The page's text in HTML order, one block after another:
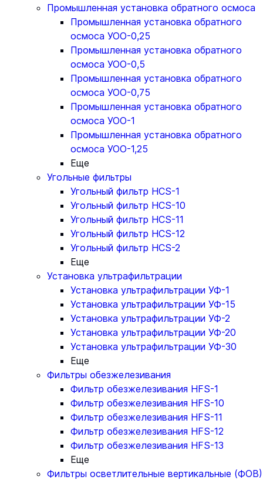
Промышленная установка обратного осмоса
Промышленная установка обратного
осмоса УОО-0,25
Промышленная установка обратного
осмоса УОО-0,5
Промышленная установка обратного
осмоса УОО-0,75
Промышленная установка обратного
осмоса УОО-1
Промышленная установка обратного
осмоса УОО-1,25
Еще
Угольные фильтры
Угольный фильтр HСS-1
Угольный фильтр HСS-10
Угольный фильтр HСS-11
Угольный фильтр HСS-12
Угольный фильтр HСS-2
Еще
Установка ультрафильтрации
Установка ультрафильтрации УФ-1
Установка ультрафильтрации УФ-15
Установка ультрафильтрации УФ-2
Установка ультрафильтрации УФ-20
Установка ультрафильтрации УФ-30
Еще
Фильтры обезжелезивания
Фильтр обезжелезивания HFS-1
Фильтр обезжелезивания HFS-10
Фильтр обезжелезивания HFS-11
Фильтр обезжелезивания HFS-12
Фильтр обезжелезивания HFS-13
Еще
Фильтры осветлительные вертикальные (ФОВ)